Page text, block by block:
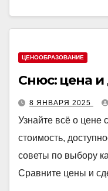
ЦЕНООБРАЗОВАНИЕ
Снюс: цена и
8 ЯНВАРЯ 2025
Узнайте всё о
стоимость,
советы по выбору
Сравните цены и